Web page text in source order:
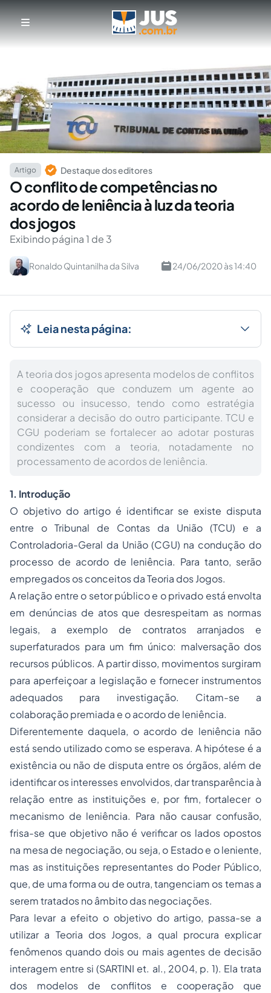
Artigo Destaque dos editores
O conflito de competências no
acordo de leniência à luz da teoria
dos jogos
Exibindo página 1 de 3
Ronaldo Quintanilha da Silva 24/06/2020 às 14:40
Leia nesta página:
A teoria dos jogos apresenta modelos de conflitos
e cooperação que conduzem um agente ao
sucesso ou insucesso, tendo como estratégia
considerar a decisão do outro participante. TCU e
CGU poderiam se fortalecer ao adotar posturas
condizentes com a teoria, notadamente no
processamento de acordos de leniência.
1. Introdução
O objetivo do artigo é identificar se existe disputa
entre o Tribunal de Contas da União (TCU) e a
Controladoria-Geral da União (CGU) na condução do
processo de acordo de leniência. Para tanto, serão
empregados os conceitos da Teoria dos Jogos.
A relação entre o setor público e o privado está envolta
em denúncias de atos que desrespeitam as normas
legais, a exemplo de contratos arranjados e
superfaturados para um fim único: malversação dos
recursos públicos. A partir disso, movimentos surgiram
para aperfeiçoar a legislação e fornecer instrumentos
adequados para investigação. Citam-se a
colaboração premiada e o acordo de leniência.
Diferentemente daquela, o acordo de leniência não
está sendo utilizado como se esperava. A hipótese é a
existência ou não de disputa entre os órgãos, além de
identificar os interesses envolvidos, dar transparência à
relação entre as instituições e, por fim, fortalecer o
mecanismo de leniência. Para não causar confusão,
frisa-se que objetivo não é verificar os lados opostos
na mesa de negociação, ou seja, o Estado e o leniente,
mas as instituições representantes do Poder Público,
que, de uma forma ou de outra, tangenciam os temas a
serem tratados no âmbito das negociações.
Para levar a efeito o objetivo do artigo, passa-se a
utilizar a Teoria dos Jogos, a qual procura explicar
fenômenos quando dois ou mais agentes de decisão
interagem entre si (SARTINI et. al., 2004, p. 1). Ela trata
dos modelos de conflitos e cooperação que